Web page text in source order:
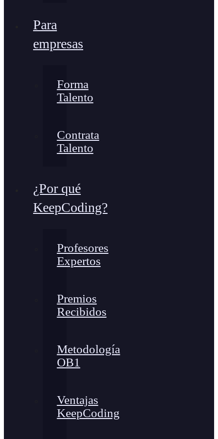
Para
empresas
Forma
Talento
Contrata
Talento
¿Por qué
KeepCoding?
Profesores
Expertos
Premios
Recibidos
Metodología
OB1
Ventajas
KeepCoding